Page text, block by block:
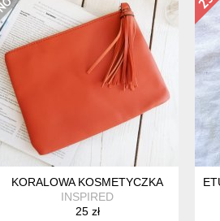
KORALOWA KOSMETYCZKA
INSPIRED
25 zł